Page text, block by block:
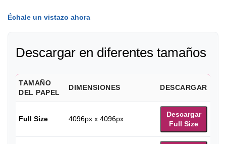
Échale un vistazo ahora
Descargar en diferentes tamaños
TAMAÑO
DEL PAPEL
DIMENSIONES DESCARGAR
Full Size 4096px x 4096px
Descargar
Full Size